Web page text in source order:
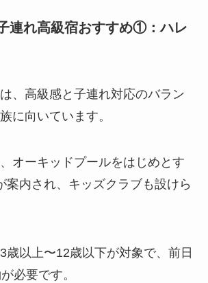
連れ高級宿おすすめ①：ハレ
、高級感と子連れ対応のバラン
に向いています。
オーキッドプールをはじめとす
案内され、キッズクラブも設けら
歳以上〜12歳以下が対象で、前日
必要です。